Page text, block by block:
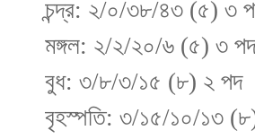
চন্দ্র: ২/০/৩৮/৪৩ (৫) ৩
মঙ্গল: ২/২/২০/৬ (৫) ৩ পদ
বুধ: ৩/৮/৩/১৫ (৮) ২ পদ
বৃহস্পতি: ৩/১৫/১০/১৩